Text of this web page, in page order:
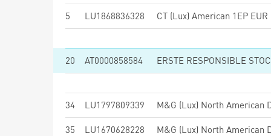
5 LU1868836328 CT (Lux) American 1EP EUR
20 AT0000858584 ERSTE RESPONSIBLE
34 LU1797809339 M&G (Lux) North American
35 LU1670628228 M&G (Lux) North American